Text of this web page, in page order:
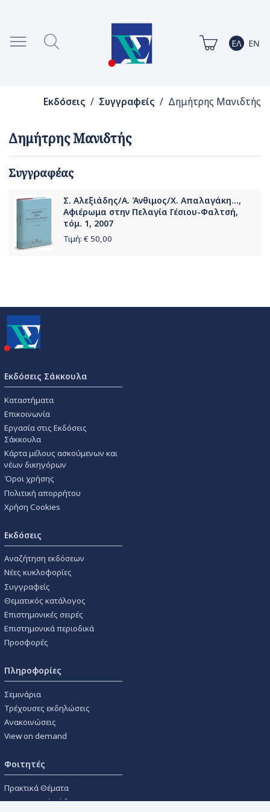
Εκδόσεις / Συγγραφείς / Δημήτρης Μανιδτής
Δημήτρης Μανιδτής
Συγγραφέας
Σ. Αλεξιάδης/Α. Άνθιμος/Χ. Απαλαγάκη...,
Αφιέρωμα στην Πελαγία Γέσιου-Φαλτσή,
τόμ. 1, 2007
Τιμή: € 50,00
Εκδόσεις Σάκκουλα
Καταστήματα
Επικοινωνία
Εργασία στις Εκδόσεις
Σάκκουλα
Κάρτα μέλους ασκούμενων και
νέων δικηγόρων
Όροι χρήσης
Πολιτική απορρήτου
Χρήση Cookies
Εκδόσεις
Αναζήτηση εκδόσεων
Νέες κυκλοφορίες
Συγγραφείς
Θεματικός κατάλογος
Επιστημονικές σειρές
Επιστημονικά περιοδικά
Προσφορές
Πληροφορίες
Σεμινάρια
Τρέχουσες εκδηλώσεις
Ανακοινώσεις
View on demand
Φοιτητές
Πρακτικά Θέματα
Οικονομικοί Κώδικες